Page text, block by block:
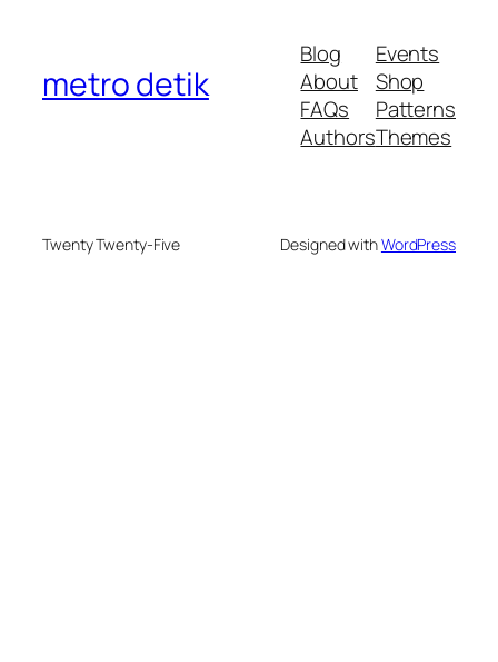
metro detik
Blog
About
FAQs
Authors
Events
Shop
Patterns
Themes
Twenty Twenty-Five Designed withWordPress